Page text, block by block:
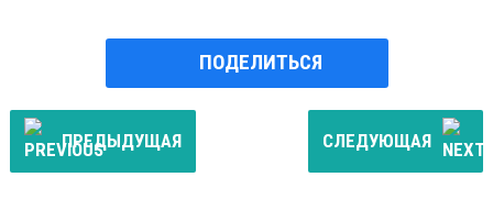
ПОДЕЛИТЬСЯ
ПРЕДЫДУЩАЯ СЛЕДУЮЩАЯ